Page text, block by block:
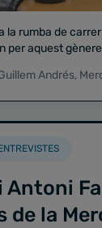
la rumba de
per aquest gènere
Andrés,
Antoni
de la